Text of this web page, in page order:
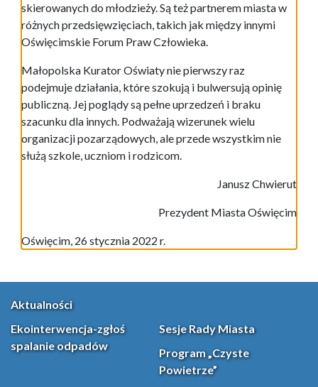
skierowanych do młodzieży. Są też partnerem miasta w
różnych przedsięwzięciach, takich jak między innymi
Oświęcimskie Forum Praw Człowieka.
Małopolska Kurator Oświaty nie pierwszy raz
podejmuje działania, które szokują i bulwersują opinię
publiczną. Jej poglądy są pełne uprzedzeń i braku
szacunku dla innych. Podważają wizerunek wielu
organizacji pozarządowych, ale przede wszystkim nie
służą szkole, uczniom i rodzicom.
Janusz Chwierut
Prezydent Miasta Oświęcim
Oświęcim, 26 stycznia 2022 r.
Aktualności
Ekointerwencja-zgłoś
spalanie odpadów
Sesje Rady Miasta
Program „Czyste
Powietrze”